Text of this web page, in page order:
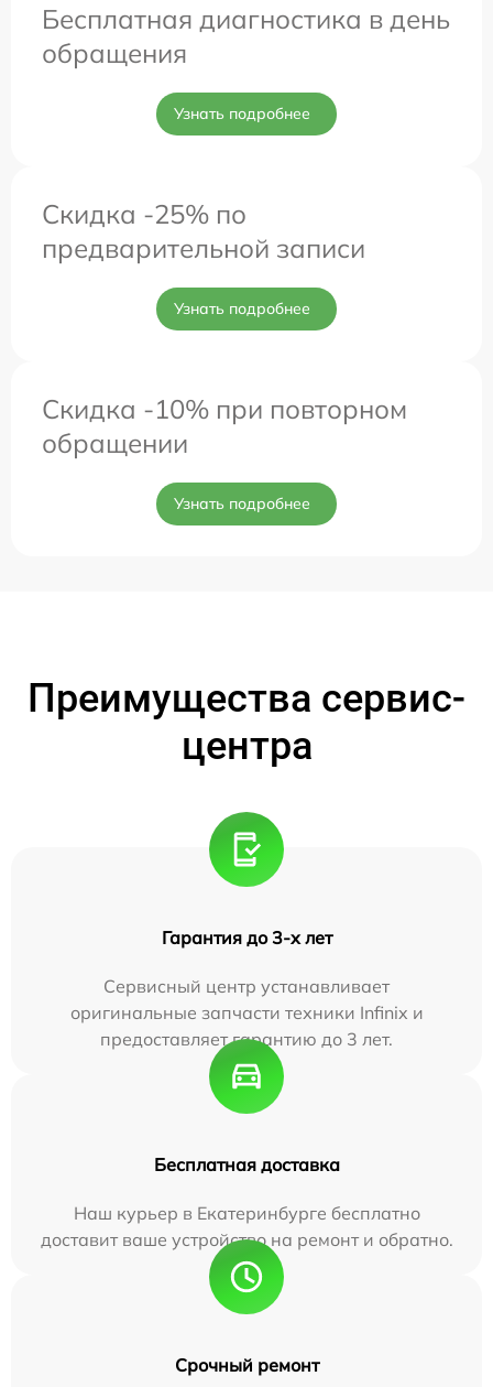
Бесплатная диагностика в день
обращения
Узнать подробнее
Скидка -25% по
предварительной записи
Узнать подробнее
Скидка -10% при повторном
обращении
Узнать подробнее
Преимущества сервис-
центра
Гарантия до 3-х лет
Сервисный центр устанавливает
оригинальные запчасти техники Infinix и
предоставляет гарантию до 3 лет.
Бесплатная доставка
Наш курьер в Екатеринбурге бесплатно
доставит ваше устройство на ремонт и обратно.
Срочный ремонт